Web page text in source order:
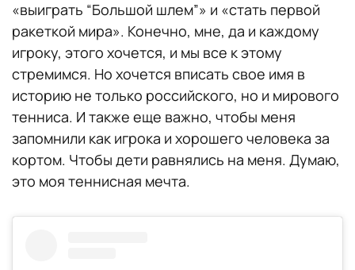
«выиграть “Большой шлем”» и «стать первой
ракеткой мира». Конечно, мне, да и каждому
игроку, этого хочется, и мы все к этому
стремимся. Но хочется вписать свое имя в
историю не только российского, но и мирового
тенниса. И также еще важно, чтобы меня
запомнили как игрока и хорошего человека за
кортом. Чтобы дети равнялись на меня. Думаю,
это моя теннисная мечта.